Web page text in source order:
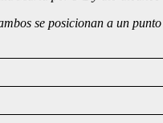
se posicionan a un